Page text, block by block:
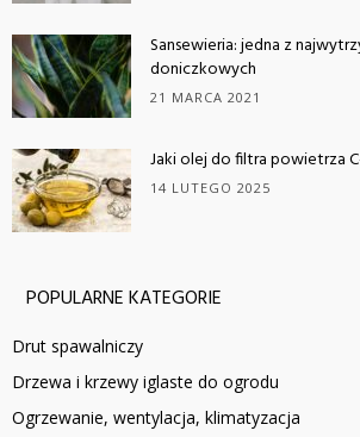
Sansewieria: jedna z
doniczkowych
21 MARCA 2021
Jaki olej do filtra powietrza
14 LUTEGO 2025
POPULARNE KATEGORIE
Drut spawalniczy
Drzewa i krzewy iglaste do ogrodu
Ogrzewanie, wentylacja, klimatyzacja